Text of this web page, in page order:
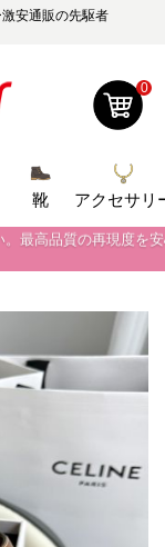
安通販の先駆者
0
靴 アクセサリ
最高品質の再現度を
。最高品質の再現度を
な割引をご利用いただ
最新モデルが登場。